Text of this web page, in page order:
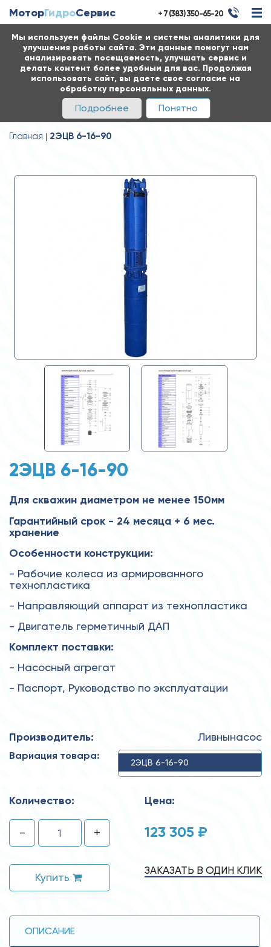
Мы используем файлы Cookie и системы аналитики для
улучшения работы сайта. Эти данные помогут нам
анализировать посещаемость, улучшать сервис и
делать контент более удобным для вас. Продолжая
использовать сайт, вы даете свое согласие на
обработку персональных данных.
Подробнее Понятно
МоторГидроСервис + 7 (383) 350-65-20
Главная 2ЭЦВ 6-16-90
2ЭЦВ 6-16-90
Для скважин диаметром не менее 150мм
Гарантийный срок - 24 месяца + 6 мес.
хранение
Особенности конструкции:
- Рабочие колеса из армированного
технопластика
- Направляющий аппарат из технопластика
- Двигатель герметичный ДАП
Комплект поставки:
- Насосный агрегат
- Паспорт, Руководство по эксплуатации
Производитель: Ливнынасос
Вариация товара:
2ЭЦВ 6-16-90
Количество:
- +
Купить
Цена:
123 305 ₽
ЗАКАЗАТЬ В ОДИН КЛИК
ОПИСАНИЕ